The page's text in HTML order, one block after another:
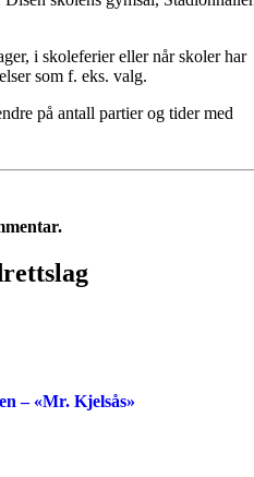
i skoleferier eller når skoler har
som f. eks. valg.
på antall partier og tider med
– «Mr. Kjelsås»